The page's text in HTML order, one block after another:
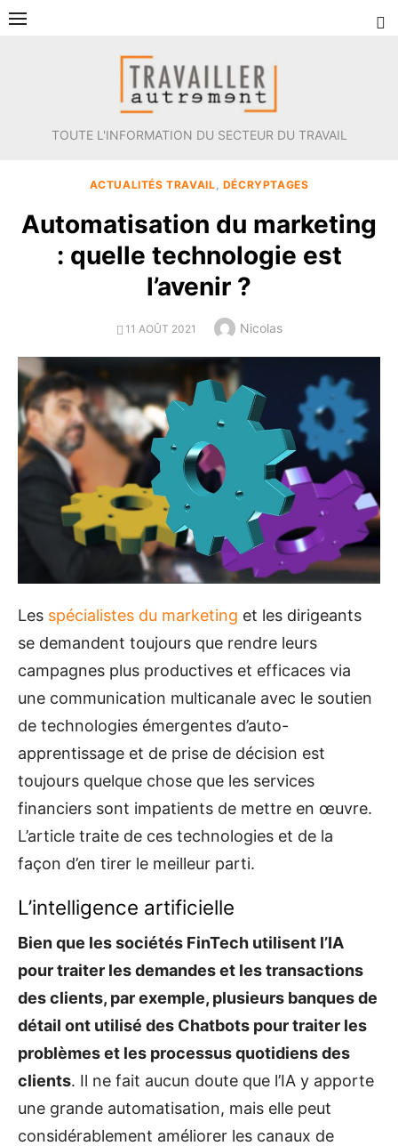
Aller
TOUTE L'INFORMATION DU SECTEUR DU TRAVAIL
ACTUALITÉS TRAVAIL DÉCRYPTAGES
Automatisation du marketing
: quelle technologie est
l’avenir ?
POSTED
11 AOÛT 2021 Author
Nicolas
Les spécialistes du marketing et les dirigeants
se demandent toujours que rendre leurs
campagnes plus productives et efficaces via
une communication multicanale avec le soutien
de technologies émergentes d’auto-
apprentissage et de prise de décision est
toujours quelque chose que les services
financiers sont impatients de mettre en œuvre.
L’article traite de ces technologies et de la
façon d’en tirer le meilleur parti.
L’intelligence artificielle
Bien que les sociétés FinTech utilisent l’IA
pour traiter les demandes et les transactions
des clients, par exemple, plusieurs banques de
détail ont utilisé des Chatbots pour traiter les
problèmes et les processus quotidiens des
clients. Il ne fait aucun doute que l’IA y apporte
une grande automatisation, mais elle peut
considérablement améliorer les canaux de